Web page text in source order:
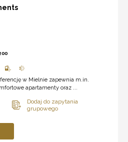
w Mielnie zapewnia m.in.
apartamenty oraz ...